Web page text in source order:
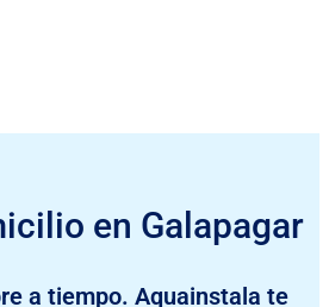
en Galapagar
a tiempo. Aquainstala te